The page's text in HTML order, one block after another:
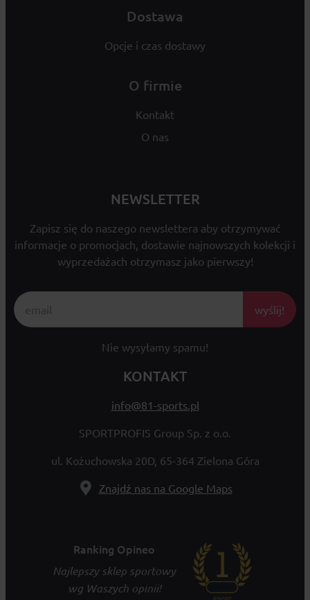
Dostawa
Opcje i czas dostawy
O firmie
Kontakt
O nas
NEWSLETTER
Zapisz się do naszego newslettera aby otrzymywać
informacje o promocjach, dostawie najnowszych kolekcji i
wyprzedażach otrzymasz jako pierwszy!
wyślij!
Nie wysyłamy spamu!
KONTAKT
info@81-sports.pl
SPORTPROFIS Group Sp. z o.o.
ul. Kożuchowska 20D, 65-364 Zielona Góra
Znajdź nas na Google Maps
Ranking Opineo
Najlepszy sklep sportowy
wg Waszych opinii!